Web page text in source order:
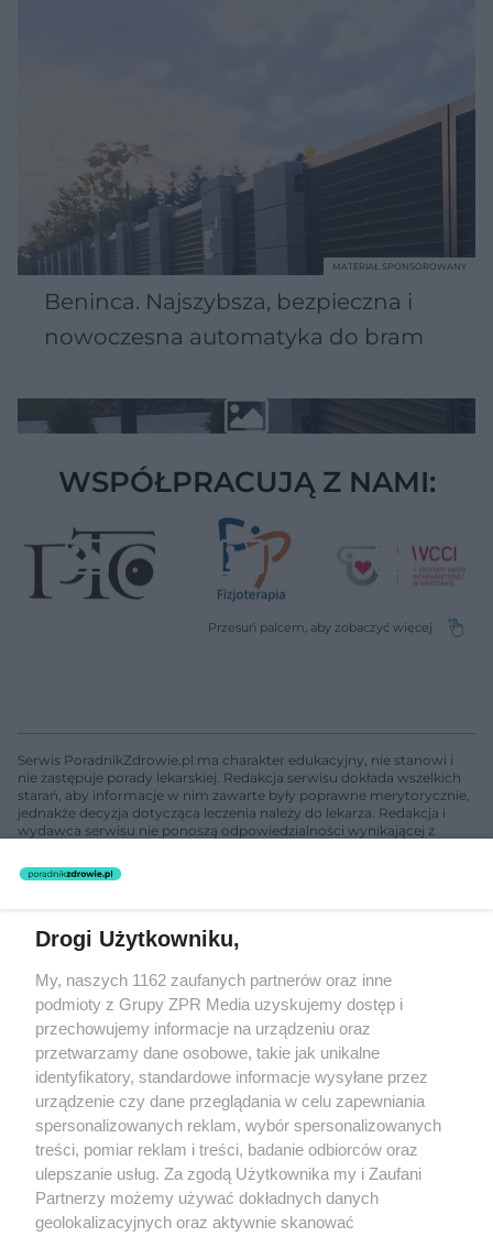
Beninca. Najszybsza, bezpieczna i
nowoczesna automatyka do bram
MATERIAŁ SPONSOROWANY
WSPÓŁPRACUJĄ Z NAMI:
Serwis PoradnikZdrowie.pl ma charakter edukacyjny, nie stanowi i
nie zastępuje porady lekarskiej. Redakcja serwisu dokłada wszelkich
starań, aby informacje w nim zawarte były poprawne merytorycznie,
jednakże decyzja dotycząca leczenia należy do lekarza. Redakcja i
wydawca serwisu nie ponoszą odpowiedzialności wynikającej z
nie prowadzi działalności leczniczej polegającej na udzielaniu
świadczeń zdrowotnych w rozumieniu art. 3 ust 1 ustawy o
Żaden utwór zamieszczony w serwisie nie może być powielany i
rozpowszechniany lub dalej rozpowszechniany w jakikolwiek sposób
(w tym także elektroniczny lub mechaniczny) na jakimkolwiek polu
eksploatacji w jakiejkolwiek formie, włącznie z umieszczaniem w
Internecie bez pisemnej zgody właściciela praw. Jakiekolwiek użycie
lub wykorzystanie utworów w całości lub w części z naruszeniem
prawa, tzn. bez właściwej zgody, jest zabronione pod groźbą kary i
może być ścigane prawnie.
Drogi Użytkowniku,
My, naszych 1162 zaufanych partnerów oraz inne
podmioty z Grupy ZPR Media uzyskujemy dostęp i
przechowujemy informacje na urządzeniu oraz
przetwarzamy dane osobowe, takie jak unikalne
identyfikatory, standardowe informacje wysyłane przez
urządzenie czy dane przeglądania w celu zapewniania
spersonalizowanych reklam, wybór spersonalizowanych
treści, pomiar reklam i treści, badanie odbiorców oraz
ulepszanie usług. Za zgodą Użytkownika my i Zaufani
Partnerzy możemy używać dokładnych danych
geolokalizacyjnych oraz aktywnie skanować